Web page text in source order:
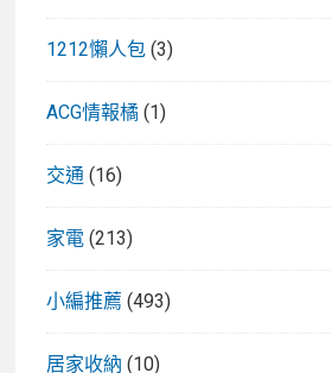
1212懶人包 (3)
ACG情報橘 (1)
交通 (16)
家電 (213)
小編推薦 (493)
居家收納 (10)